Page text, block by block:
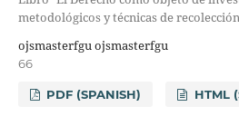
metodológicos y técnicas de
ojsmasterfgu ojsmasterfgu
66
PDF (SPANISH) HTML